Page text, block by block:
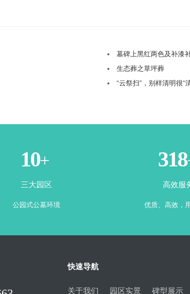
墓碑上黑红两色及补漆
生态葬之草坪葬
“云祭扫”，别样清明很“
3+
三大园区
公园式公墓环境
365
高效服
优质、高效，
快速导航
关于我们 园区实景 碑型展示